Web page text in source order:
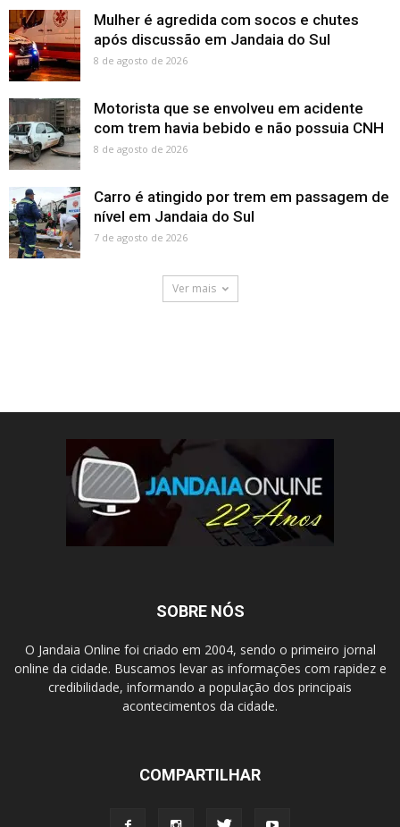
Mulher é agredida com socos e chutes
após discussão em Jandaia do Sul
8 de agosto de 2026
Motorista que se envolveu em acidente
com trem havia bebido e não possuia CNH
8 de agosto de 2026
Carro é atingido por trem em passagem de
nível em Jandaia do Sul
7 de agosto de 2026
Ver mais
SOBRE NÓS
O Jandaia Online foi criado em 2004, sendo o primeiro jornal
online da cidade. Buscamos levar as informações com rapidez e
credibilidade, informando a população dos principais
acontecimentos da cidade.
COMPARTILHAR